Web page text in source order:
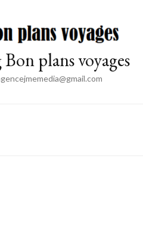
plans voyages